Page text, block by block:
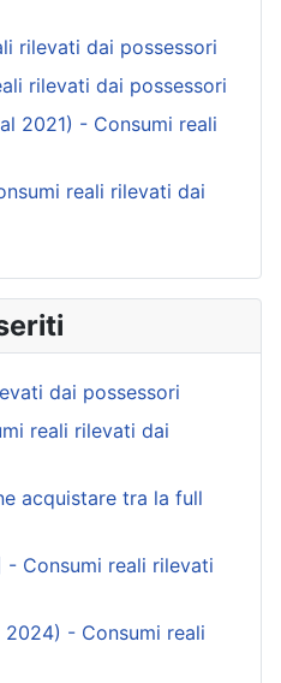
rilevati dai possessori
rilevati dai possessori
2021) - Consumi reali
reali rilevati dai
dai possessori
reali rilevati dai
acquistare tra la full
Consumi reali rilevati
- Consumi reali